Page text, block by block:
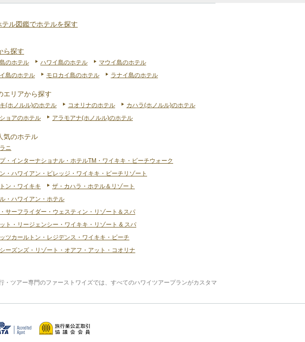
テル図鑑でホテルを探す
ら探す
のホテル ハワイ島のホテル
マウイ島のホテル
島のホテル
モロカイ島のホテル ラナイ島のホテル
エリアから探す
(ホノルル)のホテル コオリナのホテル
カハラ(ホノルル)のホテル
ョアのホテル
アラモアナ(ホノルル)のホテル
気のホテル
ニ
・インターナショナル・ホテルTM・ワイキキ・ビーチウォーク
・ハワイアン・ビレッジ・ワイキキ・ビーチリゾート
ン・ワイキキ
ザ・カハラ・ホテル＆リゾート
・ハワイアン・ホテル
サーフライダー・ウェスティン・リゾート＆スパ
ト・リージェンシー・ワイキキ・リゾート & スパ
ツカールトン・レジデンス・ワイキキ・ビーチ
ーズンズ・リゾート・オアフ・アット・コオリナ
ツアー専門のファーストワイズでは、すべてのハワイツアープランがカスタマ